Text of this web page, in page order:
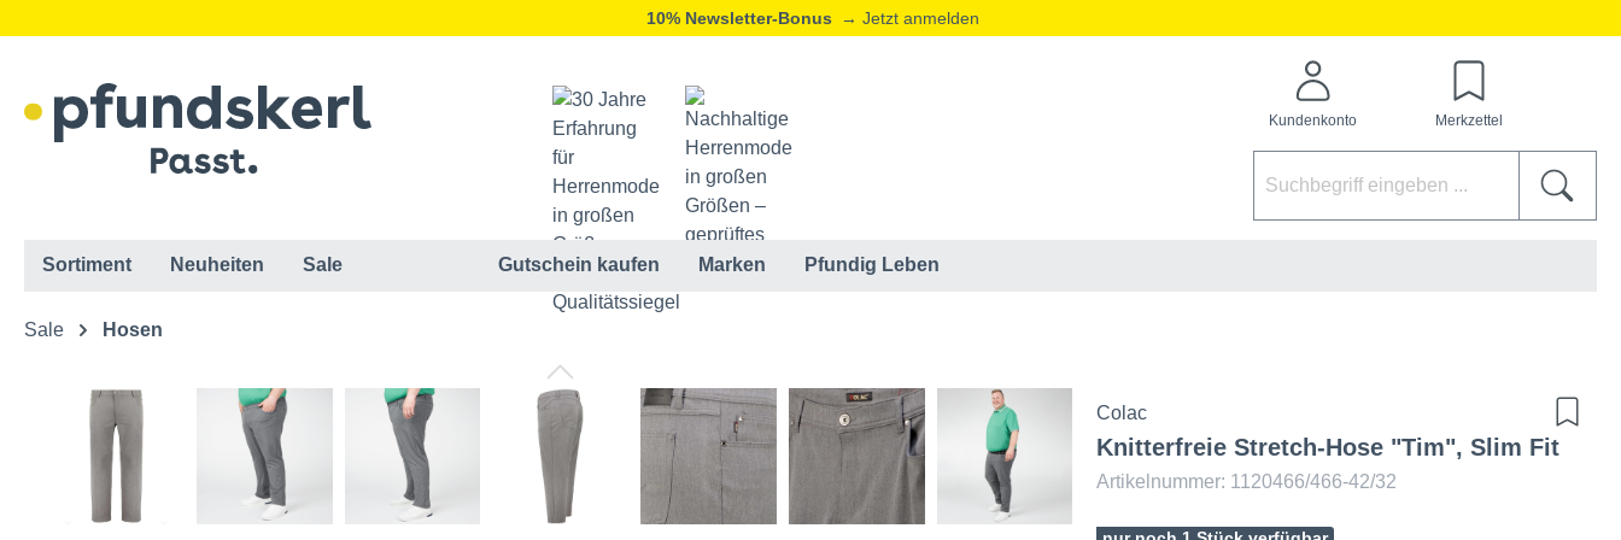
10% Newsletter-Bonus → Jetzt anmelden
Kundenkonto Merkzettel
Sortiment Neuheiten Sale Gutschein kaufen Marken Pfundig Leben
Sale Hosen
Colac
Knitterfreie Stretch-Hose "Tim", Slim Fit
Artikelnummer: 1120466/466-42/32